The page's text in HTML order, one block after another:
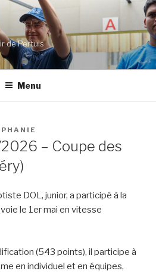
de Pertuis
Menu
– Coupe des
DOL, junior, a participé à la
le 1er mai en vitesse
(543 points), il participe à
en individuel et en équipes,